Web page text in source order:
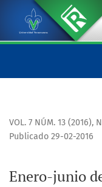
Enero-junio de 2016
VOL. 7 NÚM. 13 (2016),
Enero-junio
Publicado 29-02-2016